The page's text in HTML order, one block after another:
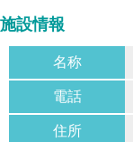
施設情報
名称
電話
住所